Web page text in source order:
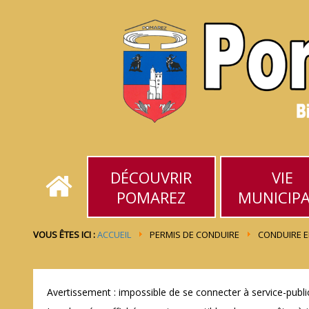
DÉCOUVRIR
POMAREZ
VIE
VOUS ÊTES ICI :ACCUEIL PERMIS DE CONDUIRE CONDUIRE
Avertissement : impossible de se connecter à service-